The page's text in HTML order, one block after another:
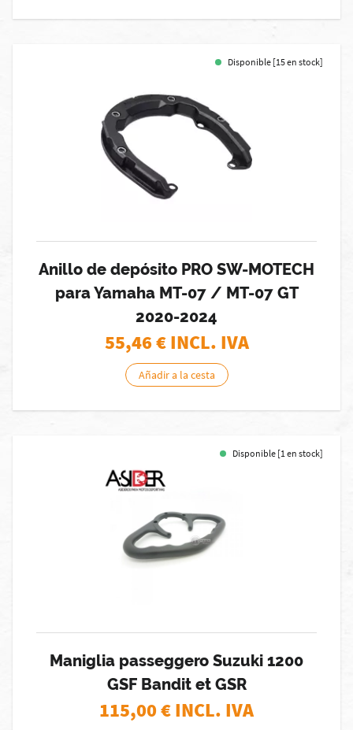
Disponible [15 en stock]
Anillo de depósito PRO SW-MOTECH
para Yamaha MT-07 / MT-07 GT
2020-2024
55,46€ INCL. IVA
Añadir a la cesta
Disponible [1 en stock]
Maniglia passeggero Suzuki 1200
GSF Bandit et GSR
115,00€ INCL. IVA